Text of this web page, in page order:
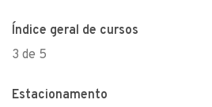
Índice geral de cursos
3 de 5
Estacionamento